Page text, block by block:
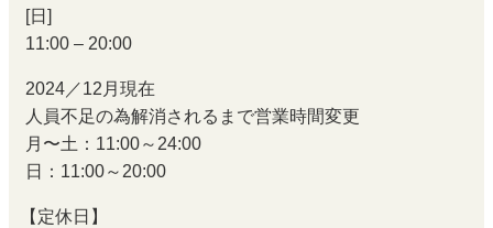
[日]
11:00 – 20:00
2024／12月現在
人員不足の為解消されるまで営業時間変更
月〜土：11:00～24:00
日：11:00～20:00
【定休日】